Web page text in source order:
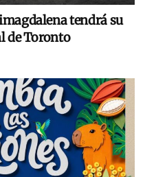
tendrá su
de Toronto